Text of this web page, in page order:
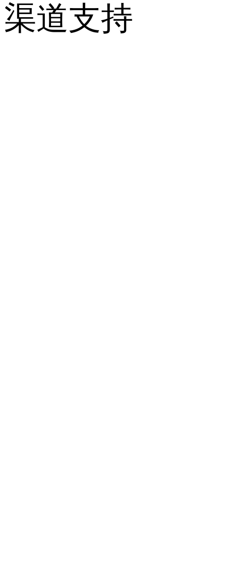
渠道支持